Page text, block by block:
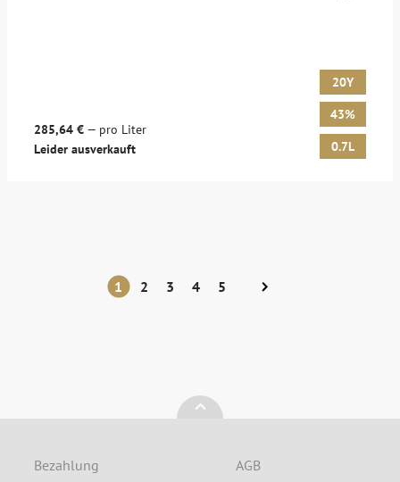
285,64 € — pro Liter
Leider ausverkauft
20Y
43%
0.7L
1 2 3 4 5
Bezahlung AGB